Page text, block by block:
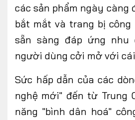
các sản phẩm ngày càng
bắt mắt và trang bị công
sẵn sàng đáp ứng nhu
người dùng cởi mở với
Sức hấp dẫn của các
nghệ mới" đến từ Trung
năng "bìnhdân hoá"